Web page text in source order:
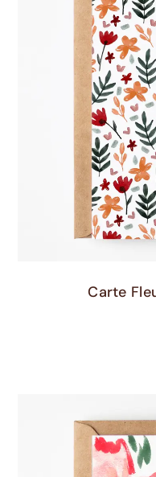
Carte